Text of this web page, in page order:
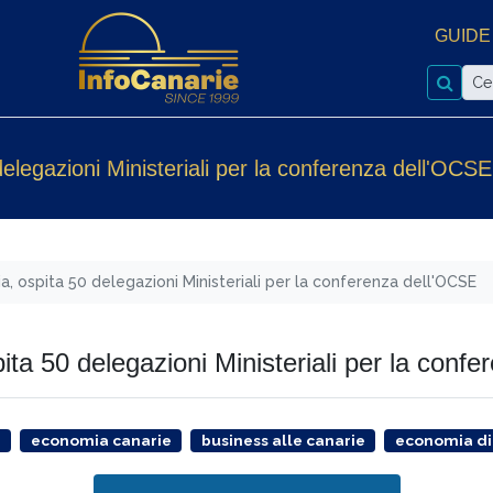
GUIDE
Ministeriali per la conferenza dell'OCSE
ospita 50 delegazioni Ministeriali per la conferenza dell'OCSE
50 delegazioni Ministeriali per la
economia canarie business alle canarie economia